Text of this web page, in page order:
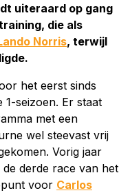
uiteraard op gang
die als
Norris, terwijl
het eerst sinds
seizoen. Er staat
met een
wel steevast vrij
Vorig jaar
derde race van het
voor Carlos